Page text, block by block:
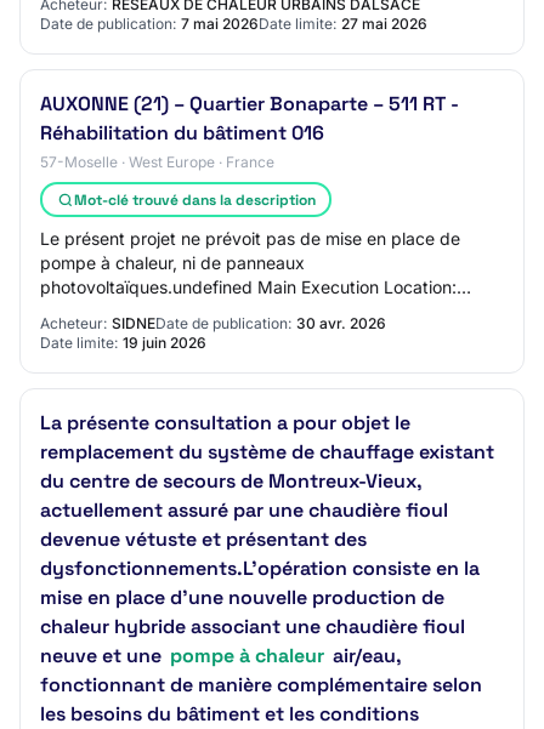
Acheteur: RÉSEAUX DE CHALEUR URBAINS DALSACE
Date de publication: 7 mai 2026Date limite: 27 mai 2026
AUXONNE (21) – Quartier Bonaparte – 511 RT -
Réhabilitation du bâtiment 016
57-Moselle · West Europe · France
Mot-clé trouvé dans la description
Le présent projet ne prévoit pas de mise en place de
pompe à chaleur, ni de panneaux
photovoltaïques.undefined Main Execution Location:
Section 4…
Acheteur: SIDNEDate de publication: 30 avr. 2026
Date limite: 19 juin 2026
La présente consultation a pour objet le
remplacement du système de chauffage existant
du centre de secours de Montreux-Vieux,
actuellement assuré par une chaudière fioul
devenue vétuste et présentant des
dysfonctionnements.L'opération consiste en la
mise en place d'une nouvelle production de
chaleur hybride associant une chaudière fioul
neuve et une pompe à chaleur air/eau,
fonctionnant de manière complémentaire selon
les besoins du bâtiment et les conditions